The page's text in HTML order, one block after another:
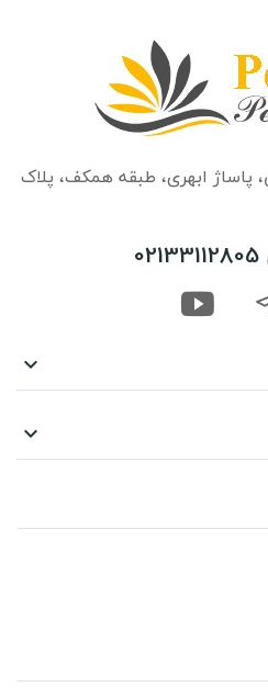
پاساژ ابهری، طبقه‌ همکف، پلاک
02133112805

